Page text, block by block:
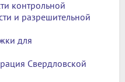
контрольной
и разрешительной
для
Свердловской